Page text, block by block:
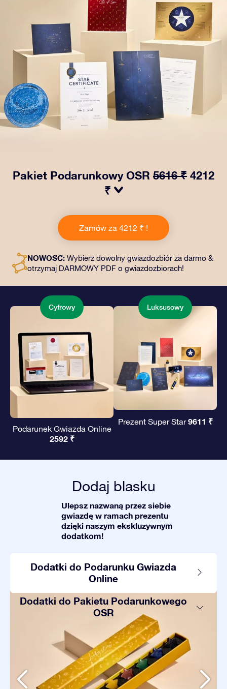
Pakiet Podarunkowy OSR 5616 ₹ 4212
₹
naszemu OSR Gift Pack! Ten zestaw obejmuje piękną
kopertę i spersonalizowane dokumenty wysłane na
wybrany adres, a także dokumenty cyfrowe i bezpłatny
podarowanie wiecznego prezentu przyjaciołom i
bliskim.
Zamów za 4212 ₹ !
NOWOŚĆ: Wybierz dowolny gwiazdozbiór za darmo &
otrzymaj DARMOWY PDF o gwiazdozbiorach!
Cyfrowy
Podarunek Gwiazda Online
2592 ₹
Luksusowy
Prezent Super Star9611 ₹
Dodaj blasku
Ulepsz nazwaną przez siebie
gwiazdę w ramach prezentu
dzięki naszym ekskluzywnym
dodatkom!
Dodatki do Podarunku Gwiazda
Online
Dodatki do Pakietu Podarunkowego
OSR